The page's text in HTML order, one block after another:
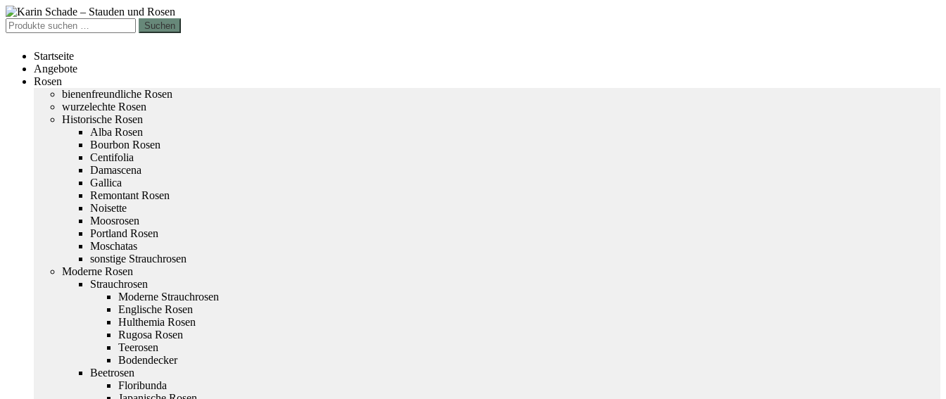
Zur
Navigation
springen
Zum
Inhalt
springen
Suchen
nach:
Suchen
Startseite
Angebote
Rosen
bienenfreundliche Rosen
wurzelechte Rosen
Historische Rosen
Alba Rosen
Bourbon Rosen
Centifolia
Damascena
Gallica
Remontant Rosen
Noisette
Moosrosen
Portland Rosen
Moschatas
sonstige Strauchrosen
Moderne Rosen
Strauchrosen
Moderne Strauchrosen
Englische Rosen
Hulthemia Rosen
Rugosa Rosen
Teerosen
Bodendecker
Beetrosen
Floribunda